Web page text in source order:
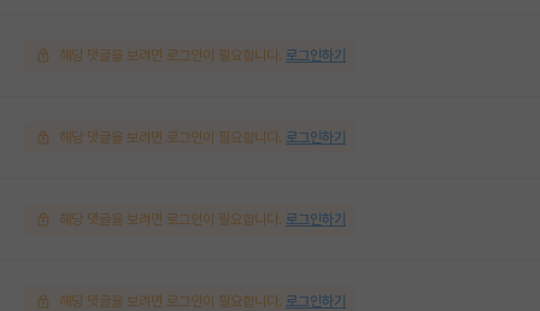
해당 댓글을 보려면 로그인이 필요합니다. 로그인하기
해당 댓글을 보려면 로그인이 필요합니다. 로그인하기
해당 댓글을 보려면 로그인이 필요합니다. 로그인하기
해당 댓글을 보려면 로그인이 필요합니다. 로그인하기